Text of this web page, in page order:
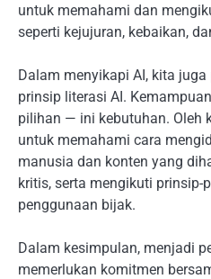
untuk memahami dan
seperti kejujuran, kebaikan,
Dalam menyikapi AI, kita
prinsip literasi AI.
pilihan — ini kebutuhan. Oleh
untuk memahami cara
manusia dan konten yang
kritis, serta mengikuti prinsip-
penggunaan bijak.
Dalam kesimpulan, menjadi
memerlukan komitmen